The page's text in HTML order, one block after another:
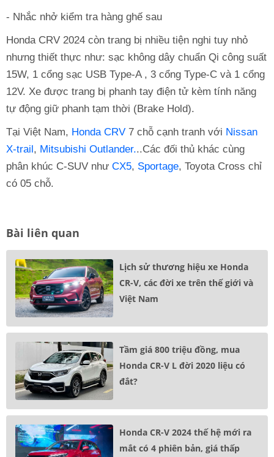
- Nhắc nhở kiểm tra hàng ghế sau
Honda CRV 2024 còn trang bị nhiều tiện nghi tuy nhỏ
nhưng thiết thực như: sạc không dây chuẩn Qi công suất
15W, 1 cổng sạc USB Type-A , 3 cổng Type-C và 1 cổng
12V. Xe được trang bị phanh tay điện tử kèm tính năng
tự động giữ phanh tạm thời (Brake Hold).
Tại Việt Nam, Honda CRV 7 chỗ cạnh tranh với Nissan
X-trail, Mitsubishi Outlander...Các đối thủ khác cùng
phân khúc C-SUV như CX5, Sportage, Toyota Cross chỉ
có 05 chỗ.
Bài liên quan
Lịch sử thương hiệu xe Honda
CR-V, các đời xe trên thế giới và
Việt Nam
Tầm giá 800 triệu đồng, mua
Honda CR-V L đời 2020 liệu có
đắt?
Honda CR-V 2024 thế hệ mới ra
mắt có 4 phiên bản, giá thấp